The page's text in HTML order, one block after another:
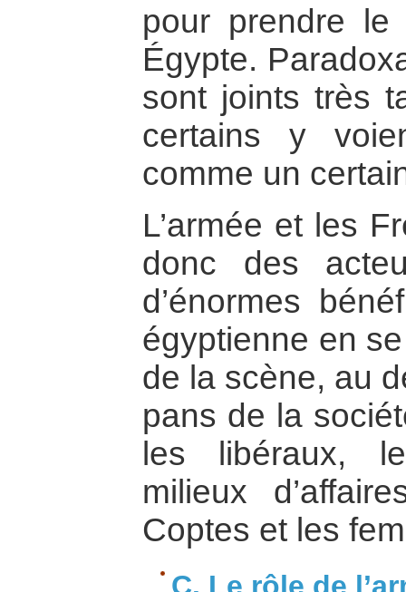
pour prendre
Égypte.
sont joints très
certains y
comme un
L’armée et les
donc des
d’énormes
égyptienne en
de la scène, au
pans de la
les libéraux,
milieux
Coptes et les